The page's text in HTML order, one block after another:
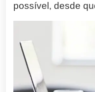
possível, desde